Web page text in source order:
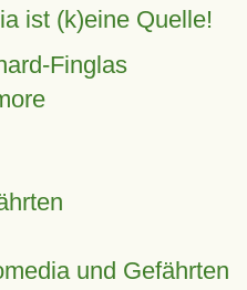
ist (k)eine Quelle!
Finglas
und Gefährten